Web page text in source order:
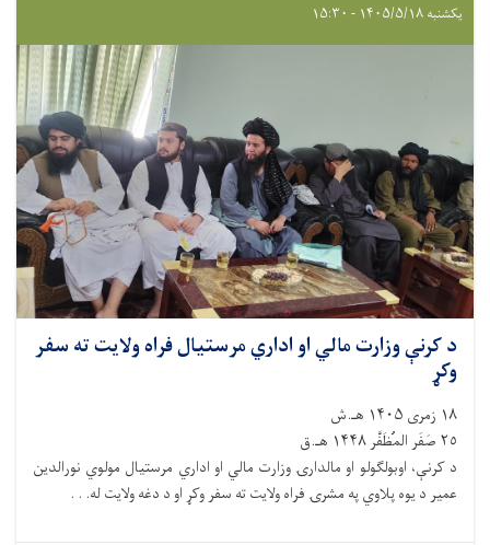
یکشنبه ۱۴۰۵/۵/۱۸ - ۱۵:۳۰
د کرنې وزارت مالي او اداري مرستیال فراه ولایت ته سفر
وکړ
١٨ زمری ۱۴۰۵ هـ.ش
٢٥ صَفَر المُظَفَّر ۱۴۴۸ هـ.ق
د کرنې، اوبولګولو او مالدارۍ وزارت مالي او اداري مرستیال مولوي نورالدین
عمیر د یوه پلاوي په مشرۍ فراه ولایت ته سفر وکړ او د دغه ولایت له. . .